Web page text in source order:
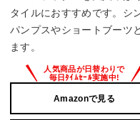
タイルにおすすめです。シ
パンプスやショートブーツ
ます。
Amazonで見る